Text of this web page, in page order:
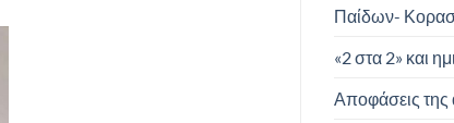
Παίδων-
«2 στα 2» και
Αποφάσεις της